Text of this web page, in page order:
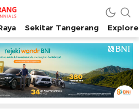
Tangerang Raya
Sekitar Tangerang